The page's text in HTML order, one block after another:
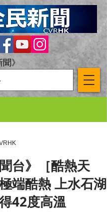
》
台》［酷熱天
端酷熱 上水石湖
42度高溫